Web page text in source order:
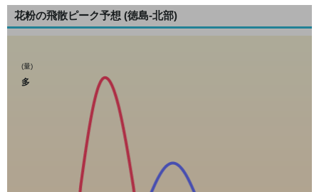
花粉の飛散ピーク予想 (徳島-北部)
(量)
多